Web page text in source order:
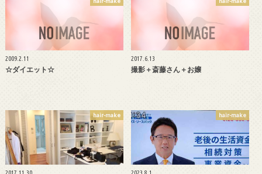
2009.2.11
☆ダイエット☆
2017.6.13
撮影＋斎藤さん＋お嬢
hair-make hair-make